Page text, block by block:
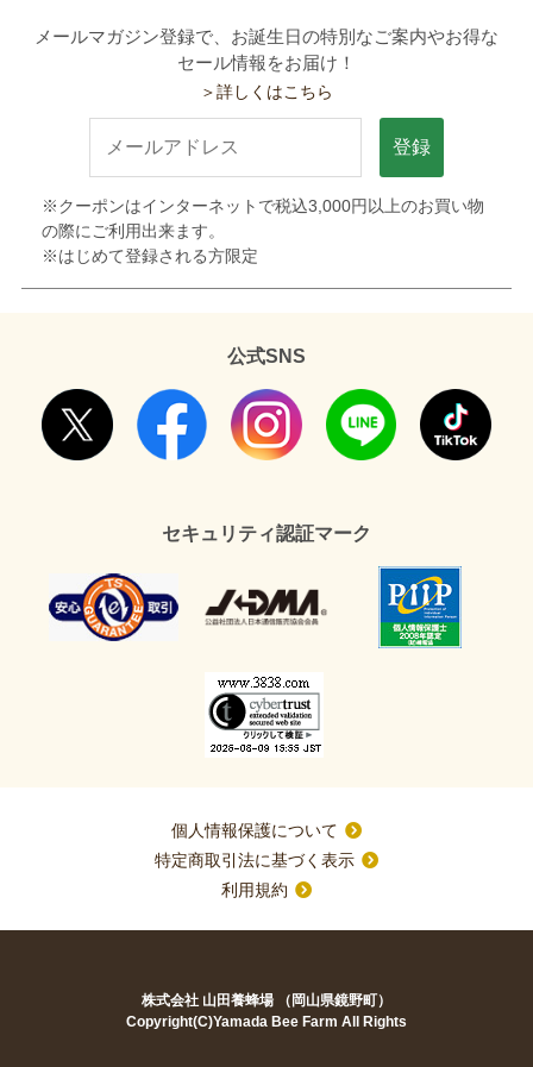
メールマガジン登録で、お誕生日の特別なご案内やお得な
セール情報をお届け！
＞詳しくはこちら
登録
※クーポンはインターネットで税込3,000円以上のお買い物
の際にご利用出来ます。
※はじめて登録される方限定
公式SNS
セキュリティ認証マーク
個人情報保護について
特定商取引法に基づく表示
利用規約
株式会社 山田養蜂場 （岡山県鏡野町）
Copyright(C)Yamada Bee Farm All Rights